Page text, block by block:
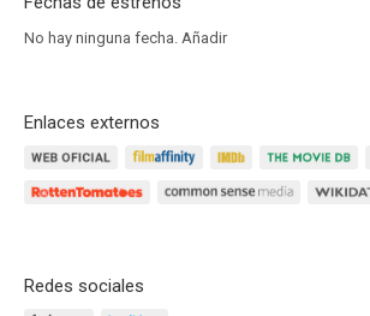
No hay ninguna fecha. Añadir
Enlaces externos
Redes sociales